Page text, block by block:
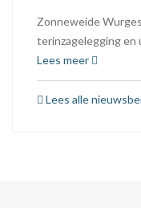
Zonneweide
terinzagelegging en
Lees meer
Lees alle